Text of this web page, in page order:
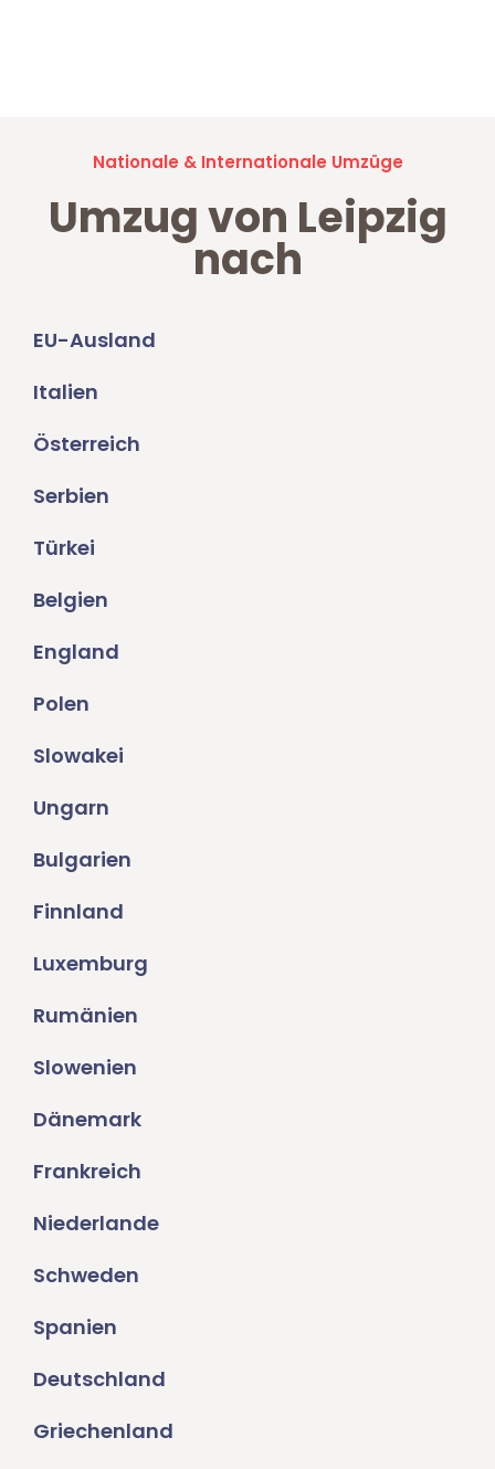
Nationale & Internationale Umzüge
Umzug von Leipzig
nach
EU-Ausland
Italien
Österreich
Serbien
Türkei
Belgien
England
Polen
Slowakei
Ungarn
Bulgarien
Finnland
Luxemburg
Rumänien
Slowenien
Dänemark
Frankreich
Niederlande
Schweden
Spanien
Deutschland
Griechenland